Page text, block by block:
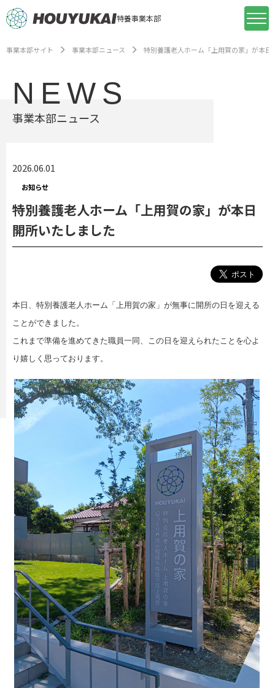
特養事業本部
事業本部サイト 事業本部ニュース 特別養護老人ホーム「上用賀の家」が本日
NEWS
事業本部ニュース
2026.06.01
お知らせ
特別養護老人ホーム「上用賀の家」が本日
開所いたしました
本日、特別養護老人ホーム「上用賀の家」が無事に開所の日を迎える
ことができました。
これまで準備を進めてきた職員一同、この日を迎えられたことを心よ
り嬉しく思っております。